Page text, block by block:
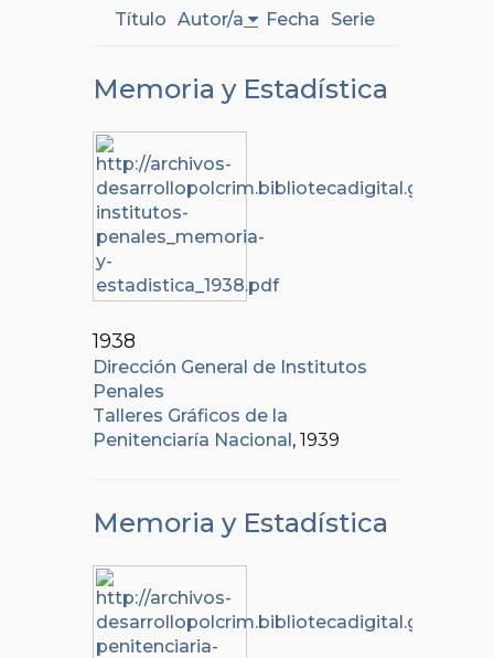
Título Autor/a Fecha Serie
Memoria y Estadística
1938
Dirección General de Institutos
Penales
Talleres Gráficos de la
Penitenciaría Nacional , 1939
Memoria y Estadística